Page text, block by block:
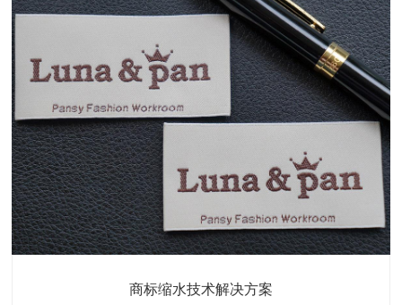
商标缩水技术解决方案
织带商标防水技术解决方案
服装颜色不匀技术解决方案
纺织品阻燃母粒